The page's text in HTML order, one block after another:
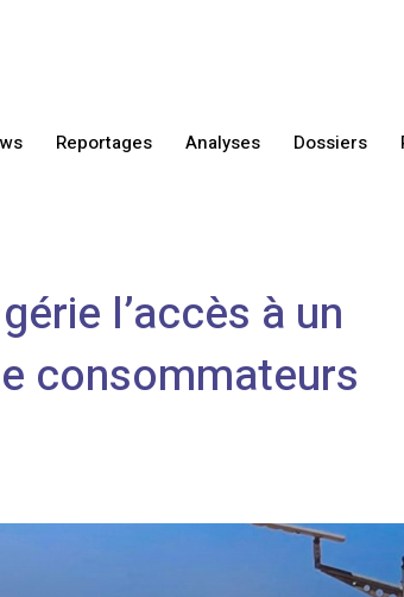
Reportages Analyses Dossiers
l’accès à un
consommateurs